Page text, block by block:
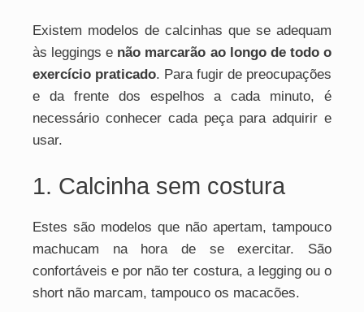
Existem modelos de calcinhas que se adequam
às leggings e não marcarão ao longo de todo o
exercício praticado. Para fugir de preocupações
e da frente dos espelhos a cada minuto, é
necessário conhecer cada peça para adquirir e
usar.
1. Calcinha sem costura
Estes são modelos que não apertam, tampouco
machucam na hora de se exercitar. São
confortáveis e por não ter costura, a legging ou o
short não marcam, tampouco os macacões.